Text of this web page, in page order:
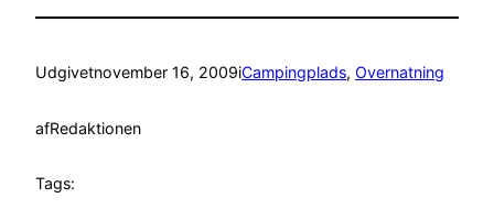
Udgivetnovember 16, 2009iCampingplads, Overnatning
afRedaktionen
Tags: